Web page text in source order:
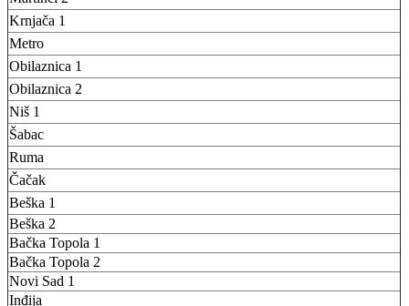
Krnjača 1
Metro
Obilaznica 1
Obilaznica 2
Niš 1
Šabac
Ruma
Čačak
Beška 1
Beška 2
Bačka Topola 1
Bačka Topola 2
Novi Sad 1
Inđija